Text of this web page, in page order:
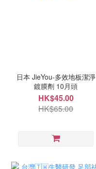
日本 JieYou-多效地板潔淨
鍍膜劑 10月頭
HK$45.00
HK$65.00